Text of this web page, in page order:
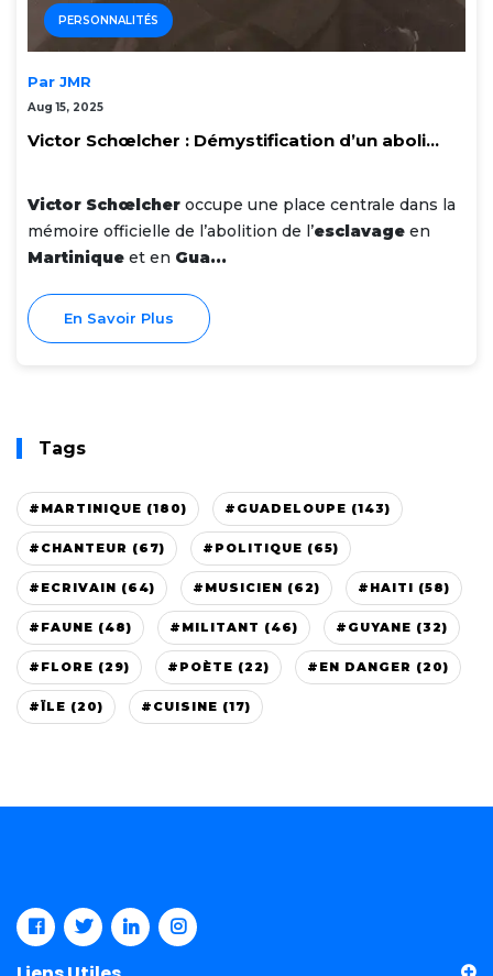
PERSONNALITÉS
Par JMR
Aug 15, 2025
Victor Schœlcher : Démystification d’un aboli...
Victor Schœlcher occupe une place centrale dans la
mémoire officielle de l’abolition de l’esclavage en
Martinique et en Gua...
En Savoir Plus
Tags
#MARTINIQUE (180) #GUADELOUPE (143)
#CHANTEUR (67) #POLITIQUE (65)
#ECRIVAIN (64) #MUSICIEN (62) #HAITI (58)
#FAUNE (48) #MILITANT (46) #GUYANE (32)
#FLORE (29) #POÈTE (22) #EN DANGER (20)
#ÏLE (20) #CUISINE (17)